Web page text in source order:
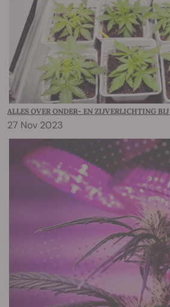
ALLES OVER ONDER- EN ZIJVERLICHTING
27 Nov 2023